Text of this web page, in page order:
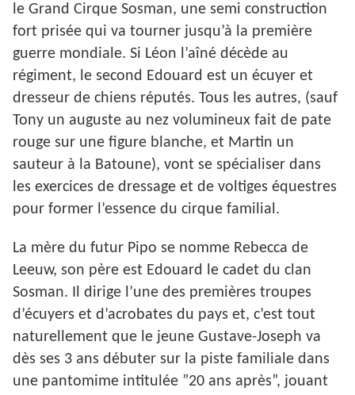
le Grand Cirque Sosman, une semi construction
fort prisée qui va tourner jusqu’à la première
guerre mondiale. Si Léon l’aîné décède au
régiment, le second Edouard est un écuyer et
dresseur de chiens réputés. Tous les autres, (sauf
Tony un auguste au nez volumineux fait de pate
rouge sur une figure blanche, et Martin un
sauteur à la Batoune), vont se spécialiser dans
les exercices de dressage et de voltiges équestres
pour former l’essence du cirque familial.
La mère du futur Pipo se nomme Rebecca de
Leeuw, son père est Edouard le cadet du clan
Sosman. Il dirige l’une des premières troupes
d’écuyers et d’acrobates du pays et, c’est tout
naturellement que le jeune Gustave-Joseph va
dès ses 3 ans débuter sur la piste familiale dans
une pantomime intitulée ”20 ans après”, jouant